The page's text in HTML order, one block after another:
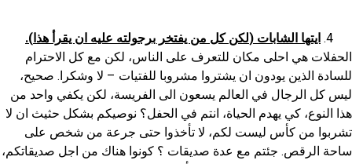
ايتها الشابات (لكن كل من يفتخر برجولته عليه ان يقرأ هذا).
الحفلات هي احلى مكان للتعرف على الناس، لكن مع كل الاحترام
للسادة الذين يودون ان يشتروا مشروبا للفتيات – لا وشكرا. صحيح،
ليس كل الرجال في العالم يسعون الى الفريسة، لكن يكفي واحد من
هذا النوع، كي يهدم الحياة، انتم في الحفل؟ نوصيكم بشكل حثيث ان لا
تشربوا من كأس ليست لكم، لا تأخذوا حتى جرعة من شخص على
ساحة الرقص. جئتم مع عدة صديقات ؟ كونوا هناك من اجل صديقاتكم،